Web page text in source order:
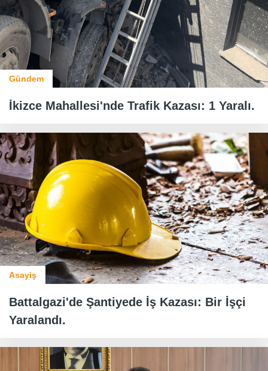
Gündem
İkizce Mahallesi'nde Trafik Kazası: 1 Yaralı.
Asayiş
Battalgazi'de Şantiyede İş Kazası: Bir İşçi
Yaralandı.